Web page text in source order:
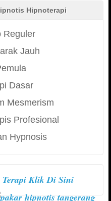
Hipnoterapi
Reguler
Jauh
Dasar
Mesmerism
Profesional
Hypnosis
Klik Di Sini